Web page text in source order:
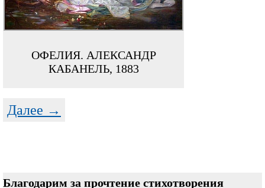
ОФЕЛИЯ. АЛЕКСАНДР
КАБАНЕЛЬ, 1883
Далее →
Благодарим за прочтение стихотворения